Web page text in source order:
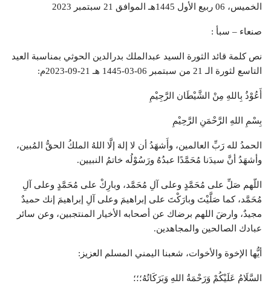
الخميس، 06 ربيع الأول 1445هـ الموافق 21 سبتمبر 2023
صنعاء – سبأ :
نص كلمة قائد الثورة السيد عبدالملك بدرالدين الحوثي بمناسبة العيد
التاسع لثورة الـ 21 من سبتمبر 06-03-1445 هـ 21-09-2023م:
أَعُوْذُ بِاللهِ مِنْ الشَّيْطَان الرَّجِيْمِ
بِسْمِ اللهِ الرَّحْمَنِ الرَّحِيْمِ
الحمدُ لله رَبِّ العالمين، وأَشهَدُ أن لا إلهَ إلَّا اللهُ الملكُ الحقُّ المُبين،
وأشهَدُ أنَّ سيدَنا مُحَمَّدًا عبدُهُ ورَسُوْلُه خاتمُ النبيين.
اللّهم صَلِّ على مُحَمَّدٍ وعلى آلِ مُحَمَّد، وبارِكْ على مُحَمَّدٍ وعلى آلِ
مُحَمَّد، كما صَلَّيْتَ وبارَكْتَ على إبراهيمَ وعلى آلِ إبراهيمَ إنك حميدٌ
مجيدٌ، وارضَ اللهم برضاك عن أصحابه الأخيار المنتجبين، وعن سائر
عبادك الصالحين والمجاهدين.
أيُّها الإخوة والأخوات، شعبنا اليمني المسلم العزيز:
السَّلَامُ عَلَيْكُمْ وَرَحْمَةُ اللهِ وَبَرَكَاتُهُ؛؛؛